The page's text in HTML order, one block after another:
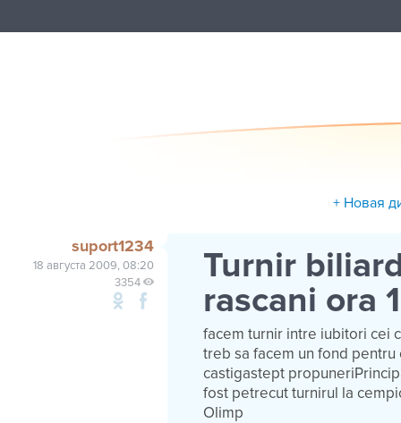
+ Новая
suport1234
18 августа 2009, 08:20
3354
Turnir
rascani ora
facem turnir intre iubitori cei
treb sa facem un fond
castigastept
fost petrecut turnirul la
Olimp